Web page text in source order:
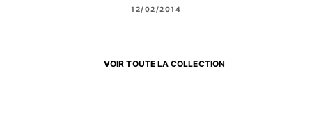
12/02/2014
VOIR TOUTE LA COLLECTION